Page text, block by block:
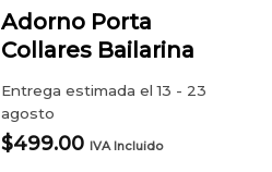
Adorno Porta
Collares Bailarina
Entrega estimada el 13 - 23
agosto
$499.00 IVA Incluido